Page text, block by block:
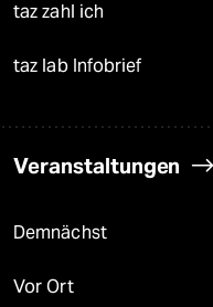
taz zahl ich
taz lab Infobrief
Veranstaltungen
Demnächst
Vor Ort